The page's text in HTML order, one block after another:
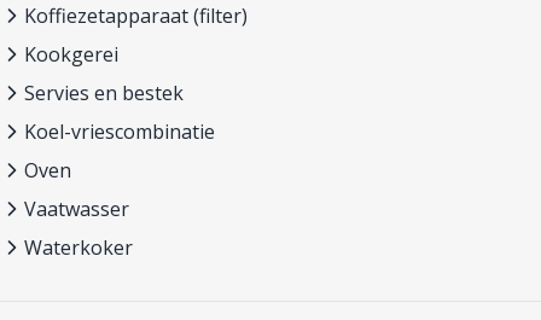
Koffiezetapparaat (filter)
Kookgerei
Servies en bestek
Koel-vriescombinatie
Oven
Vaatwasser
Waterkoker